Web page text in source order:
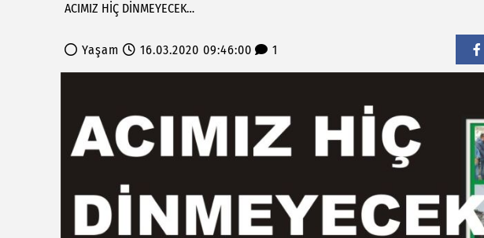
ACIMIZ HİÇ DİNMEYECEK…
Yaşam 16.03.2020 09:46:00 1